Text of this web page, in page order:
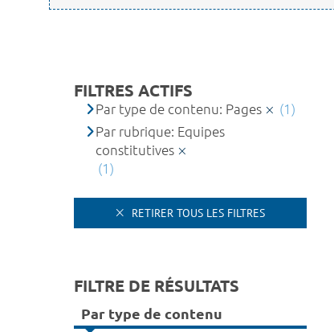
FILTRES ACTIFS
Par type de contenu: Pages
(1)
Par rubrique: Equipes
constitutives
(1)
RETIRER TOUS LES FILTRES
FILTRE DE RÉSULTATS
Par type de contenu